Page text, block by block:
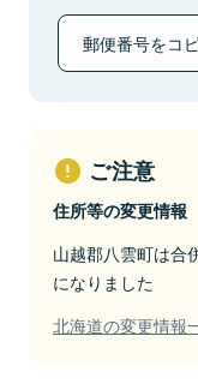
郵便番号をコ
ご注意
住所等の変更情報
山越郡八雲町は合
になりました
北海道の変更情報